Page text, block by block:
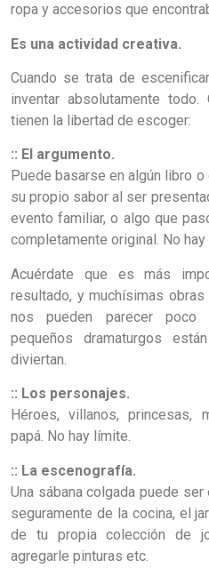
ropa y accesorios que
Es una actividad creativa.
Cuando se trata de
inventar absolutamente todo.
tienen la libertad de escoger:
:: El argumento.
Puede basarse en algún libro
su propio sabor al ser
evento familiar, o algo que
completamente original. No hay
Acuérdate que es más
resultado, y muchísimas
nos pueden parecer poco
pequeños dramaturgos
diviertan.
:: Los personajes.
Héroes, villanos, princesas,
papá. No hay límite.
:: La escenografía.
Una sábana colgada puede
seguramente de la cocina, el
de tu propia colección de
agregarle pinturas etc.